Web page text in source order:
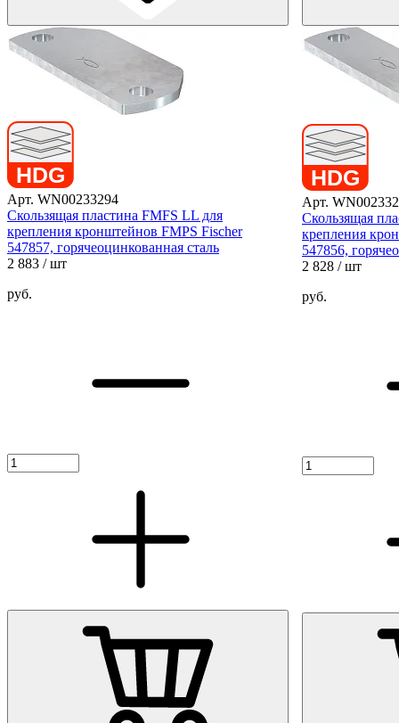
Арт. WN00233294
Скользящая пластина FMFS LL для
крепления кронштейнов FMPS Fischer
547857, горячеоцинкованная сталь
2 883 / шт
руб.
Арт.
Скользящая
крепления
547856,
2 828 / шт
руб.